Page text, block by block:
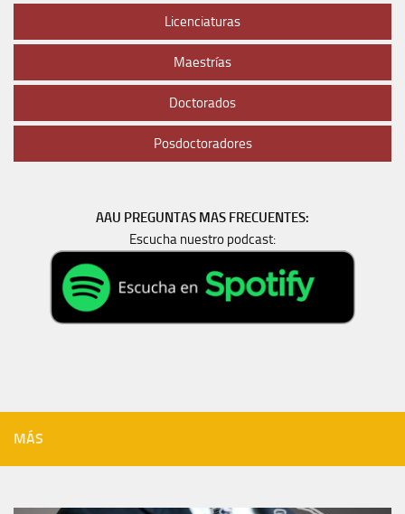
Licenciaturas
Maestrías
Doctorados
Posdoctoradores
AAU PREGUNTAS MAS FRECUENTES:
Escucha nuestro podcast:
MÁS